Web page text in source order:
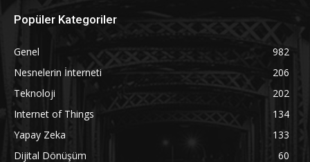
Popüler Kategoriler
Genel
982
Nesnelerin İnterneti
206
Teknoloji
202
Internet of Things
134
Yapay Zeka
133
Dijital Dönüşüm
60